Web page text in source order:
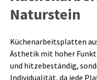
Naturstein
Küchenarbeitsplatten
Ästhetik mit hoher
und hitzebeständig,
Individualität, da jede